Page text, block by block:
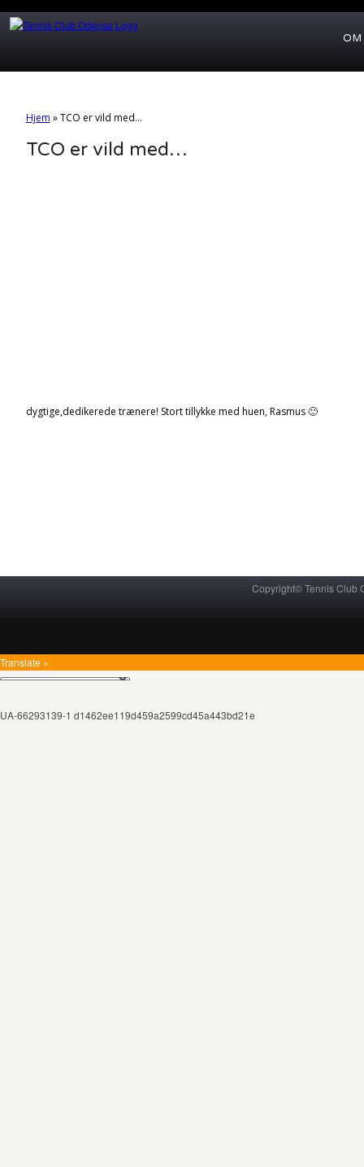
OM
Hjem »TCO er vild med…
TCO er vild med…
dygtige,dedikerede trænere! Stort tillykke med huen, Rasmus 🙂
Copyright© Tennis Club
Translate »
UA-66293139-1 d1462ee119d459a2599cd45a443bd21e